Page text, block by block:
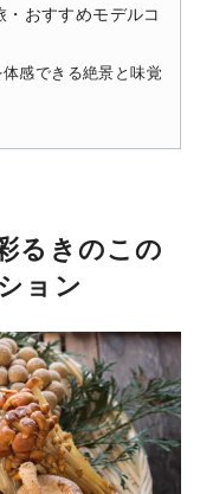
おすすめモデルコ
感できる絶景と味覚
るきのこの
ョン